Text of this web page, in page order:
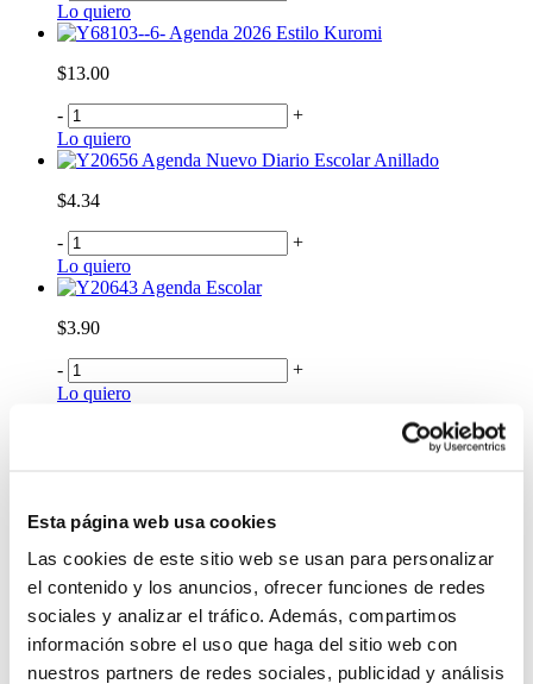
Esta página web usa cookies
Las cookies de este sitio web se usan para personalizar
el contenido y los anuncios, ofrecer funciones de redes
sociales y analizar el tráfico. Además, compartimos
información sobre el uso que haga del sitio web con
nuestros partners de redes sociales, publicidad y análisis
Lo quiero
Agenda 2026 Estilo Kuromi
$13.00
-
+
Lo quiero
Agenda Nuevo Diario Escolar Anillado
$4.34
-
+
Lo quiero
Agenda Escolar
$3.90
-
+
Lo quiero
Lo quiero
$9.75
-
+
Lo quiero
Agenda 2026 Estilo Chic Surtido